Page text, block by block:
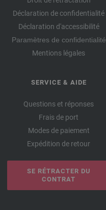
Déclaration de confidentialité
Déclaration d'accessibilité
Paramètres de confidentialité
Mentions légales
SERVICE & AIDE
Questions et réponses
Frais de port
Modes de paiement
Expédition de retour
SE RÉTRACTER DU
CONTRAT